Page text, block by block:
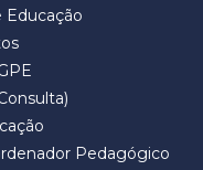
Educação
Pedagógico